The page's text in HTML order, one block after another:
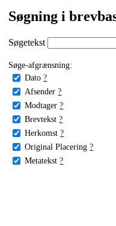
Søgning i
Søgetekst
Søge-afgrænsning:
Dato ?
Afsender ?
Modtager ?
Brevtekst ?
Herkomst ?
Original Placering ?
Metatekst ?